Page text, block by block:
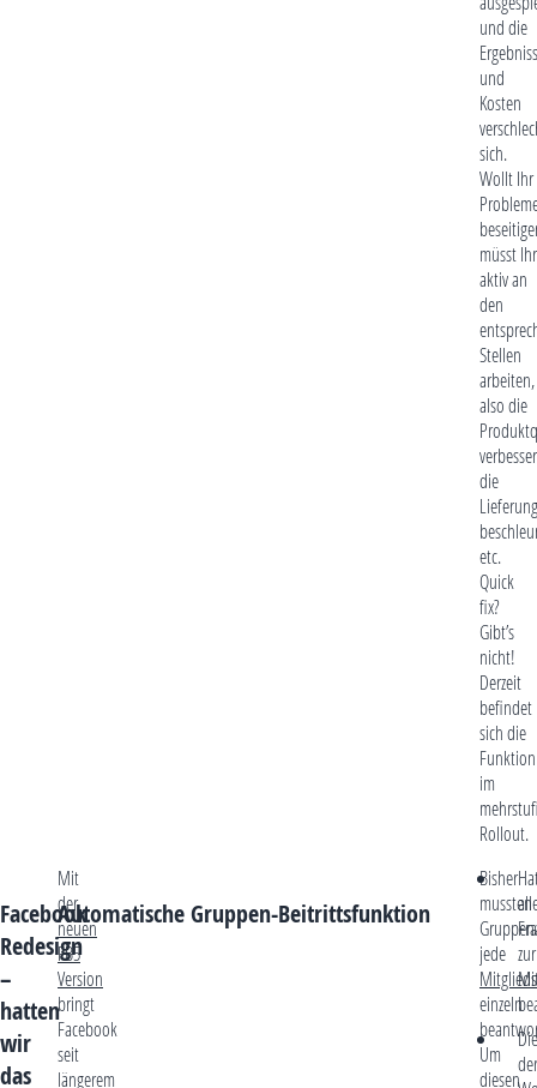
und die
und
Kosten
sich.
Wollt Ihr
müsst Ihr
aktiv an
den
Stellen
arbeiten,
also die
die
Lieferung
etc.
Quick
fix?
Gibt’s
nicht!
Derzeit
befindet
sich die
Funktion
im
Rollout.
Facebook
Redesign
–
hatten
wir
das
Mit
der
neuen
FB5
Version
bringt
Facebook
seit
längerem
Automatische Gruppen-Beitrittsfunktion
Bisher
mussten
jede
einzeln
Um
diesen
zur
Die